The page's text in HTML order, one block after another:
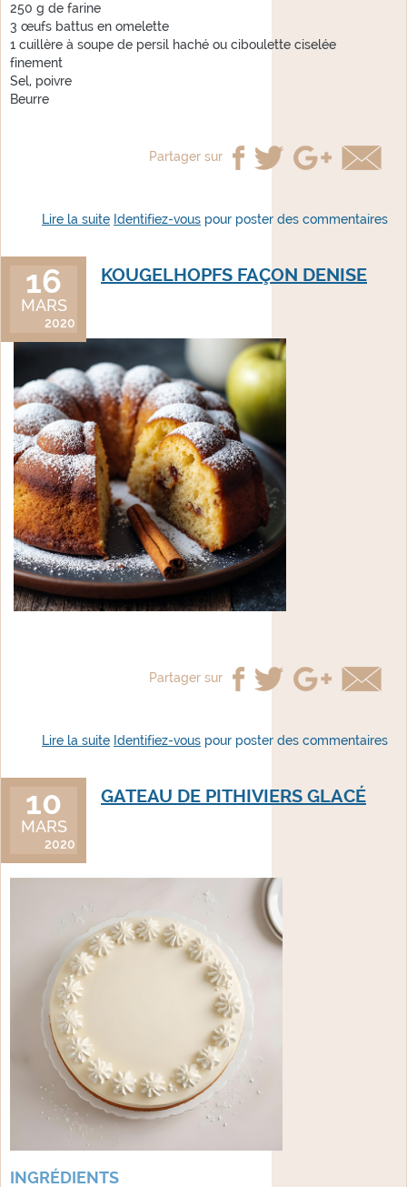
250 g de farine
3 œufs battus en omelette
1 cuillère à soupe de persil haché ou ciboulette ciselée
finement
Sel, poivre
Beurre
Partager sur
Lire la suite de Kaesknepfle
Identifiez-vous pour poster des commentaires
KOUGELHOPFS FAÇON DENISE
16
MARS
2020
Partager sur
Lire la suite de Kougelhopfs façon Denise
Identifiez-vous pour poster des commentaires
GATEAU DE PITHIVIERS GLACÉ
10
MARS
2020
INGRÉDIENTS